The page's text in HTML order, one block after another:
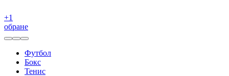
+1
обране
Футбол
Бокс
Тенис